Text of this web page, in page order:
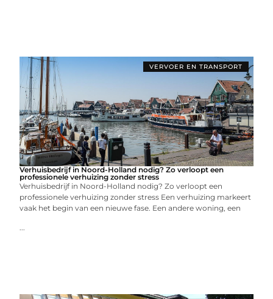
VERVOER EN TRANSPORT
Verhuisbedrijf in Noord-Holland nodig? Zo verloopt een
professionele verhuizing zonder stress
Verhuisbedrijf in Noord-Holland nodig? Zo verloopt een
professionele verhuizing zonder stress Een verhuizing markeert
vaak het begin van een nieuwe fase. Een andere woning, een
...